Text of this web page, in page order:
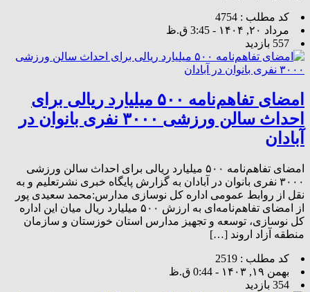
کد مطلب : 4754
مرداد ۲۰, ۱۴۰۴ - 3:45 ق.ظ
557 بازدید
امضای تفاهم‌نامه ۵۰۰ میلیارد ریالی برای
احداث سالن ورزشی ۳۰۰۰ نفری بانوان در
آبادان
امضای تفاهم‌نامه ۵۰۰ میلیارد ریالی برای احداث سالن ورزشی
۳۰۰۰ نفری بانوان در آبادان به گزارش پایگاه خبری نشرتعلیم و به
نقل از روابط عمومی اداره کل نوسازی مدارس:محمد سعیدی پور
از امضای تفاهم‌نامه‌ای به ارزش ۵۰۰ میلیارد ریال میان این اداره
کل نوسازی، توسعه و تجهیز مدارس استان خوزستان و سازمان
منطقه آزاد اروند […]
کد مطلب : 2519
بهمن ۱۹, ۱۴۰۳ - 0:44 ق.ظ
354 بازدید